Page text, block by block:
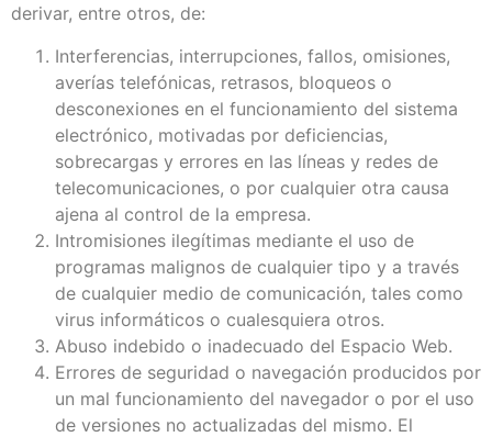
derivar, entre otros, de:
Interferencias, interrupciones, fallos, omisiones,
averías telefónicas, retrasos, bloqueos o
desconexiones en el funcionamiento del sistema
electrónico, motivadas por deficiencias,
sobrecargas y errores en las líneas y redes de
telecomunicaciones, o por cualquier otra causa
ajena al control de la empresa.
Intromisiones ilegítimas mediante el uso de
programas malignos de cualquier tipo y a través
de cualquier medio de comunicación, tales como
virus informáticos o cualesquiera otros.
Abuso indebido o inadecuado del Espacio Web.
Errores de seguridad o navegación producidos por
un mal funcionamiento del navegador o por el uso
de versiones no actualizadas del mismo. El